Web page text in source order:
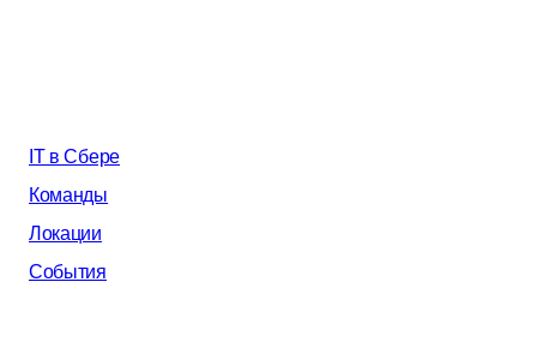
IT в Сбере
Команды
Локации
События